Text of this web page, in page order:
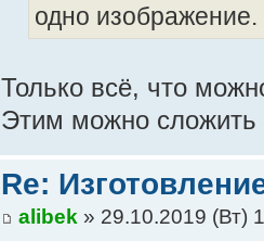
одно изображение.
Только всё, что
Этим можно сложить
Re:
alibek» 29.10.2019 (Вт)